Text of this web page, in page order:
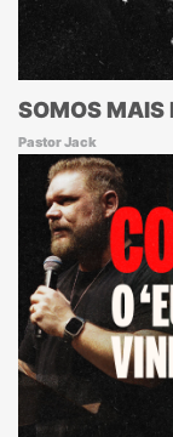
SOMOS MAIS
Pastor Jack